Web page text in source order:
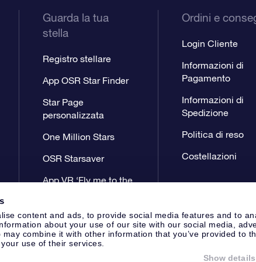
content and ads, to provide social media features and to
about your use of our site with our social media,
combine it with other information that you’ve provided to
use of their services.
Show details
Guarda la tua
stella
Registro stellare
App OSR Star Finder
Star Page
personalizzata
One Million Stars
OSR Starsaver
App VR ‘Fly me to the
Ordini e
Login Cliente
Informazioni di
Pagamento
Informazioni di
Spedizione
Politica di reso
Costellazioni